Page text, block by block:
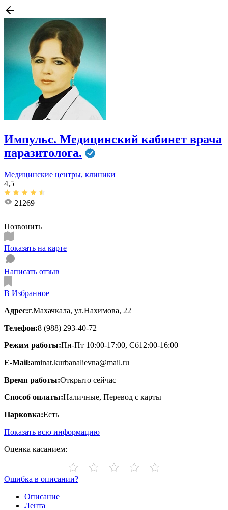
Импульс. ​Медицинский кабинет врача
паразитолога.
Медицинские центры, клиники
4,5
21269
Позвонить
Показать на карте
Написать отзыв
В Избранное
Адрес:г.Махачкала, ул.Нахимова, 22
Телефон:8 (988) 293-40-72
Режим работы:Пн-Пт 10:00-17:00, Сб12:00-16:00
E-Mail:aminat.kurbanalievna@mail.ru
Время работы:Открыто сейчас
Способ оплаты:Наличные, Перевод с карты
Парковка:Есть
Показать всю информацию
Оценка касанием:
Ошибка в описании?
Описание
Лента